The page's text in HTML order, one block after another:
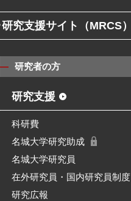
究支援サイト（MRCS）
研究者の方
研究支援
科研費
名城大学研究助成
名城大学研究員
在外研究員・国内研究員制度
研究広報